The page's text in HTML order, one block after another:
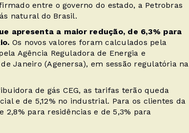
entre o governo do estado, a Petrobras
natural do Brasil.
apresenta a maior redução, de 6,3% para
Os novos valores foram calculados pela
Agência Reguladora de Energia e
Janeiro (Agenersa), em sessão regulatória na
de gás CEG, as tarifas terão queda
e de 5,12% no industrial. Para os clientes da
2,8% para residências e de 5,3% para